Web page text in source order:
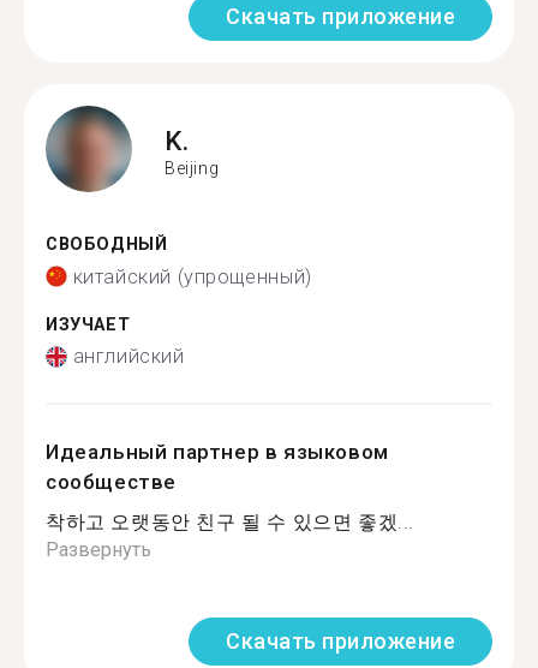
Скачать приложение
K.
Beijing
СВОБОДНЫЙ
китайский (упрощенный)
ИЗУЧАЕТ
английский
Идеальный партнер в языковом
сообществе
착하고 오랫동안 친구 될 수 있으면 좋겠...
Развернуть
Скачать приложение